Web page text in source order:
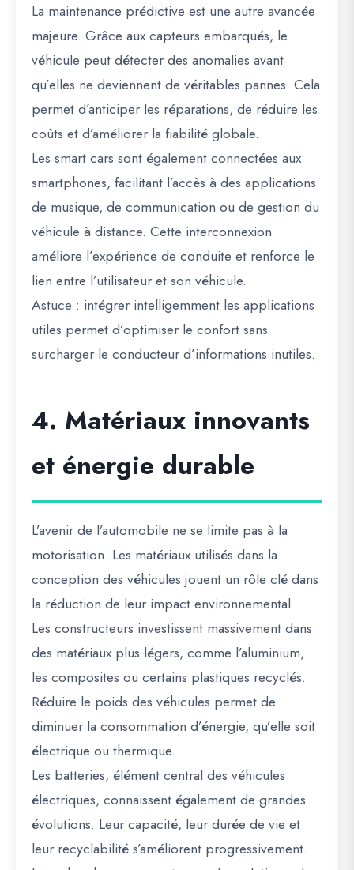
La maintenance prédictive est une autre avancée
majeure. Grâce aux capteurs embarqués, le
véhicule peut détecter des anomalies avant
qu’elles ne deviennent de véritables pannes. Cela
permet d’anticiper les réparations, de réduire les
coûts et d’améliorer la fiabilité globale.
Les smart cars sont également connectées aux
smartphones, facilitant l’accès à des applications
de musique, de communication ou de gestion du
véhicule à distance. Cette interconnexion
améliore l’expérience de conduite et renforce le
lien entre l’utilisateur et son véhicule.
Astuce : intégrer intelligemment les applications
utiles permet d’optimiser le confort sans
surcharger le conducteur d’informations inutiles.
4. Matériaux innovants
et énergie durable
L’avenir de l’automobile ne se limite pas à la
motorisation. Les matériaux utilisés dans la
conception des véhicules jouent un rôle clé dans
la réduction de leur impact environnemental.
Les constructeurs investissent massivement dans
des matériaux plus légers, comme l’aluminium,
les composites ou certains plastiques recyclés.
Réduire le poids des véhicules permet de
diminuer la consommation d’énergie, qu’elle soit
électrique ou thermique.
Les batteries, élément central des véhicules
électriques, connaissent également de grandes
évolutions. Leur capacité, leur durée de vie et
leur recyclabilité s’améliorent progressivement.